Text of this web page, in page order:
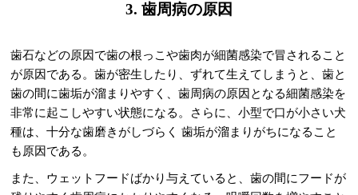
3. 歯周病の原因
歯石などの原因で歯の根っこや歯肉が細菌感染で冒されること
が原因である。歯が密生したり、ずれて生えてしまうと、歯と
歯の間に歯垢が溜まりやすく、歯周病の原因となる細菌感染を
非常に起こしやすい状態になる。さらに、小型で口が小さい犬
種は、十分な歯磨きがしづらく 歯垢が溜まりがちになること
も原因である。
また、ウェットフードばかり与えていると、歯の間にフードが